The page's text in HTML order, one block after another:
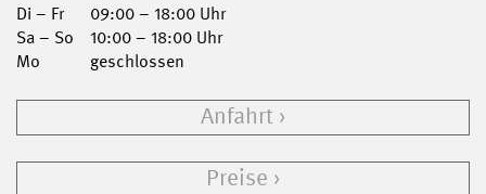
Di – Fr
09:00 – 18:00 Uhr
Sa – So
10:00 – 18:00 Uhr
Mo
geschlossen
Anfahrt
Preise